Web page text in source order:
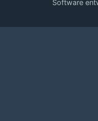
Software